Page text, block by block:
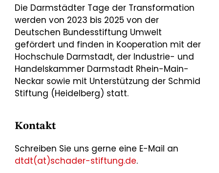
Die Darmstädter Tage der Transformation
werden von 2023 bis 2025 von der
Deutschen Bundesstiftung Umwelt
gefördert und finden in Kooperation mit der
Hochschule Darmstadt, der Industrie- und
Handelskammer Darmstadt Rhein-Main-
Neckar sowie mit Unterstützung der Schmid
Stiftung (Heidelberg) statt.
Kontakt
Schreiben Sie uns gerne eine E-Mail an
dtdt(at)schader-stiftung.de.